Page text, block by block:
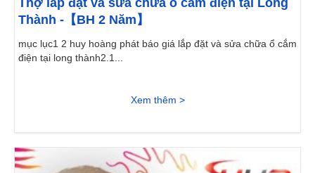
Thợ lắp đặt và sửa chữa ổ cắm điện tại Long
Thành -【BH 2 Năm】
mục lục1 2 huy hoàng phát báo giá lắp đặt và sửa chữa ổ cắm
điện tại long thành2.1...
Xem thêm >